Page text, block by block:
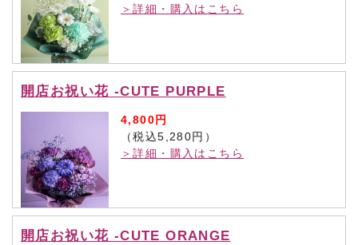
＞詳細・購入はこちら
開店お祝い花 -CUTE PURPLE
4,800円
（税込5,280円）
＞詳細・購入はこちら
開店お祝い花 -CUTE ORANGE